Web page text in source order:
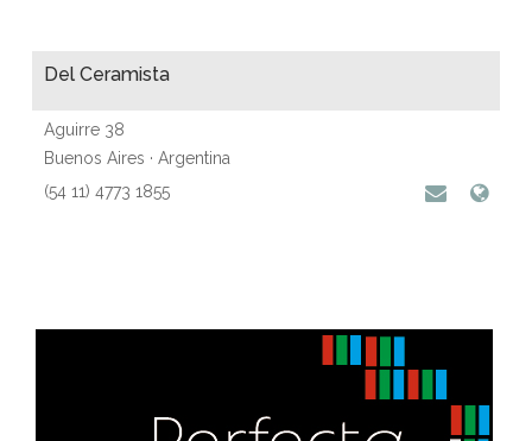
Del Ceramista
Aguirre 38
Buenos Aires · Argentina
(54 11) 4773 1855